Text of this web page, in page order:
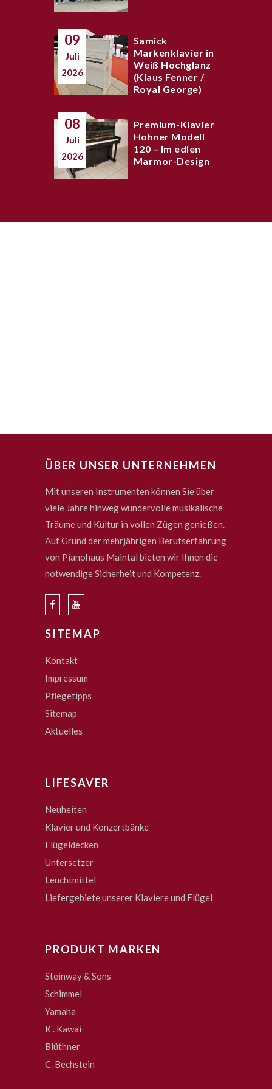
09
Juli
2026
Samick
Markenklavier in
Weiß Hochglanz
(Klaus Fenner /
Royal George)
08
Juli
2026
Premium-Klavier
Hohner Modell
120 – Im edlen
Marmor-Design
ÜBER UNSER UNTERNEHMEN
Mit unseren Instrumenten können Sie über
viele Jahre hinweg wundervolle musikalische
Träume und Kultur in vollen Zügen genießen.
Auf Grund der mehrjährigen Berufserfahrung
von Pianohaus Maintal bieten wir Ihnen die
notwendige Sicherheit und Kompetenz.
SITEMAP
Kontakt
Impressum
Pflegetipps
Sitemap
Aktuelles
LIFESAVER
Neuheiten
Klavier und Konzertbänke
Flügeldecken
Untersetzer
Leuchtmittel
Liefergebiete unserer Klaviere und Flügel
PRODUKT MARKEN
Steinway & Sons
Schimmel
Yamaha
K . Kawai
Blüthner
C. Bechstein